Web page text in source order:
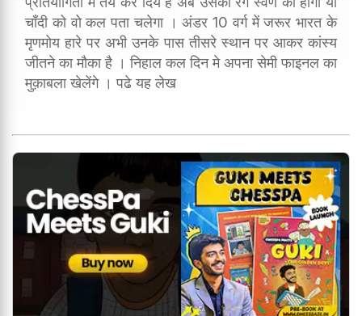
चाँदी को वो कल पता चलेगा । अंडर 10 वर्ग में जरूर भारत के
मृणमोय हारे पर अभी उनके पास तीसरे स्थान पर आकर कांस्य
जीतने का मौका है । निहाल कल दिन मे अपना सेमी फाइनल का
मुक़ाबला खेलेंगे । पढे यह लेख